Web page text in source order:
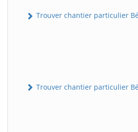
Trouver chantier particulier
Trouver chantier particulier